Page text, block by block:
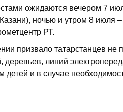
ожидаются вечером 7
ночью и утром 8 июля
РТ.
призвало татарстанцев не
деревьев, линий
детей и в случае